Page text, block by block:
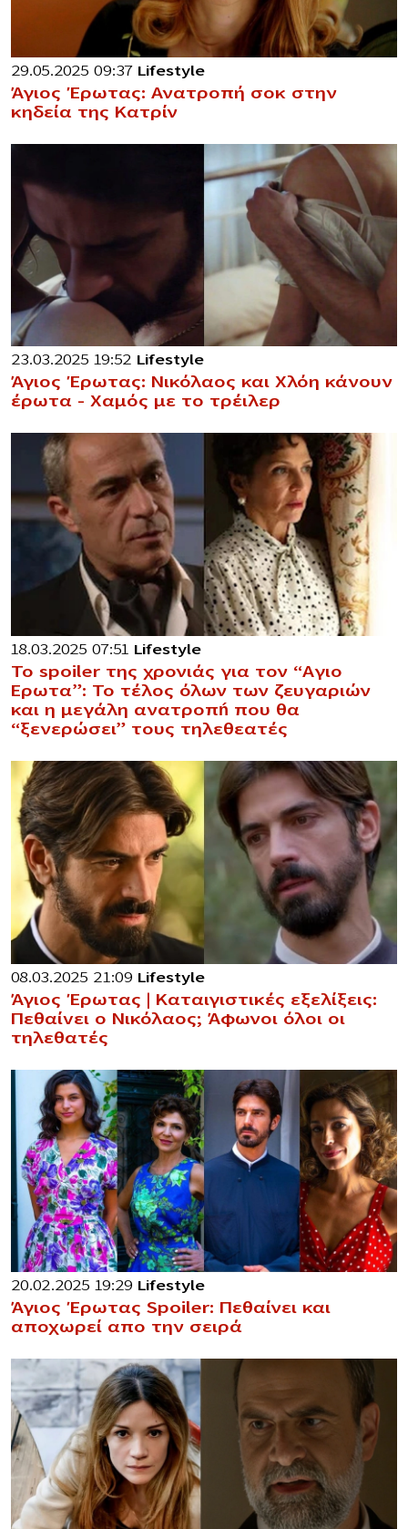
29.05.2025 09:37 Lifestyle
Άγιος Έρωτας: Ανατροπή σοκ στην
κηδεία της Κατρίν
23.03.2025 19:52 Lifestyle
Άγιος Έρωτας: Νικόλαος και Χλόη κάνουν
έρωτα – Χαμός με το τρέιλερ
18.03.2025 07:51 Lifestyle
Το spoiler της χρονιάς για τον “Aγιο
Eρωτα”: Το τέλος όλων των ζευγαριών
και η μεγάλη ανατροπń που θα
“ξενερώσει” τους τηλεθεατές
08.03.2025 21:09 Lifestyle
Άγιος Έρωτας | Καταιγιστικές εξελίξεις:
Πεθαίvει ο Νικόλαος; Άφωνοι όλοι οι
τηλεθατές
20.02.2025 19:29 Lifestyle
Άγιος Έρωτας Spoiler: Πεθαίνει και
αποχωρεί απο την σειρά